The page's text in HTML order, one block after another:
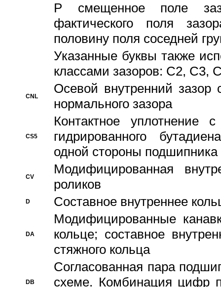
P смещенное поле
фактического поля
половину поля соседней
Указанные буквы также
классами зазоров: С2,
CNL
Осевой внутренний зазор
нормального зазора
CS5
Контактное уплотнение
гидрированного
одной стороны подшипника
CV
Модифицированная
роликов
D Составное внутреннее
DA
Модифицированные
кольце; составное
стяжного кольца
DB
Согласованная пара
схеме. Комбинация цифр